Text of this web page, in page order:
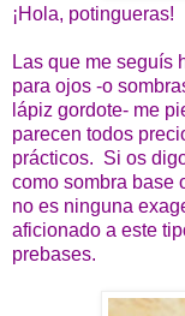
¡Hola, potingueras!
Las que me seguís
para ojos -o
lápiz gordote- me
parecen todos
prácticos. Si os
como sombra base
no es ninguna
aficionado a este
prebases.